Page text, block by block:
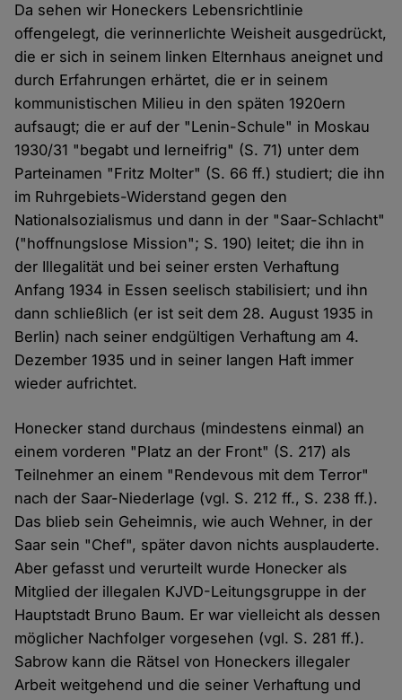
Da sehen wir Honeckers Lebensrichtlinie
offengelegt, die verinnerlichte Weisheit ausgedrückt,
die er sich in seinem linken Elternhaus aneignet und
durch Erfahrungen erhärtet, die er in seinem
kommunistischen Milieu in den späten 1920ern
aufsaugt; die er auf der "Lenin-Schule" in Moskau
1930/31 "begabt und lerneifrig" (S. 71) unter dem
Parteinamen "Fritz Molter" (S. 66 ff.) studiert; die ihn
im Ruhrgebiets-Widerstand gegen den
Nationalsozialismus und dann in der "Saar-Schlacht"
("hoffnungslose Mission"; S. 190) leitet; die ihn in
der Illegalität und bei seiner ersten Verhaftung
Anfang 1934 in Essen seelisch stabilisiert; und ihn
dann schließlich (er ist seit dem 28. August 1935 in
Berlin) nach seiner endgültigen Verhaftung am 4.
Dezember 1935 und in seiner langen Haft immer
wieder aufrichtet.
Honecker stand durchaus (mindestens einmal) an
einem vorderen "Platz an der Front" (S. 217) als
Teilnehmer an einem "Rendevous mit dem Terror"
nach der Saar-Niederlage (vgl. S. 212 ff., S. 238 ff.).
Das blieb sein Geheimnis, wie auch Wehner, in der
Saar sein "Chef", später davon nichts ausplauderte.
Aber gefasst und verurteilt wurde Honecker als
Mitglied der illegalen KJVD-Leitungsgruppe in der
Hauptstadt Bruno Baum. Er war vielleicht als dessen
möglicher Nachfolger vorgesehen (vgl. S. 281 ff.).
Sabrow kann die Rätsel von Honeckers illegaler
Arbeit weitgehend und die seiner Verhaftung und